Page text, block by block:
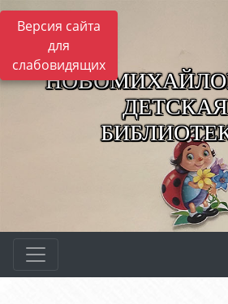
Версия сайта
для
слабовидящих
ДЕТСКАЯ